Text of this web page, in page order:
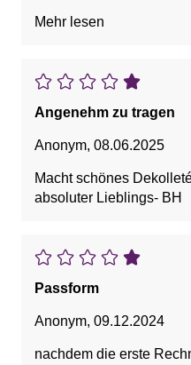
Mehr lesen
Angenehm zu tragen
Anonym, 08.06.2025
Macht schönes
absoluter Lieblings- BH
Passform
Anonym, 09.12.2024
nachdem die erste